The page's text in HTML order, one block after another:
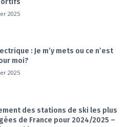
2025
: Je m’y mets ou ce n’est
moi?
2025
des stations de ski les plus
de France pour 2024/2025 –